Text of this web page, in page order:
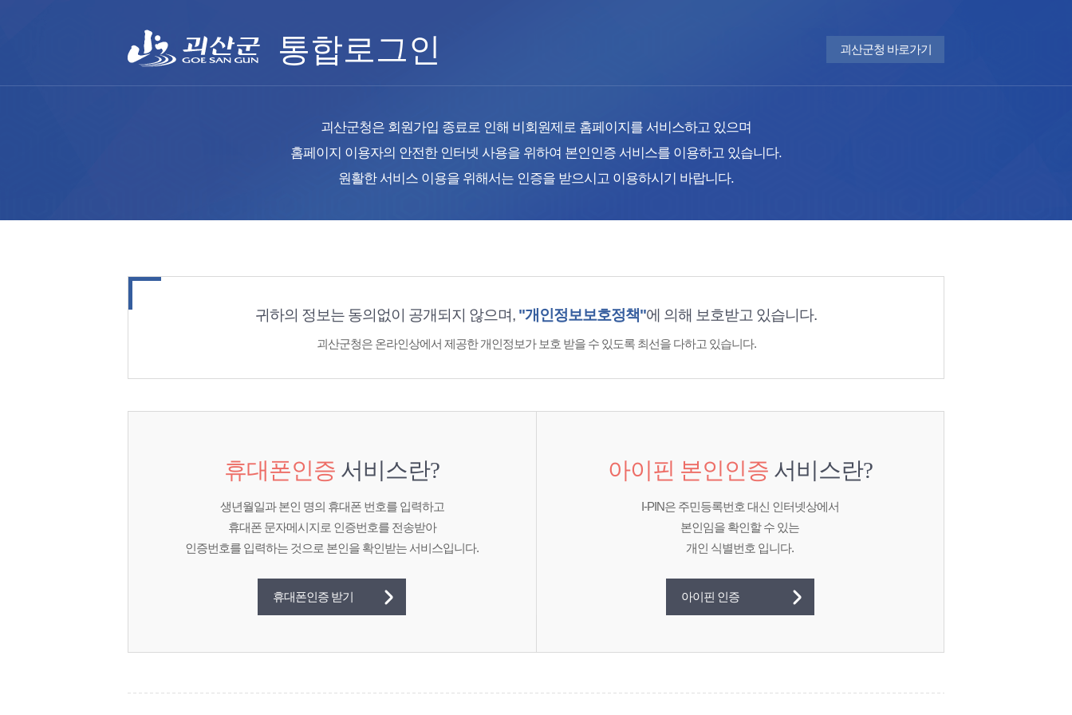
통합로그인 괴산군청 바로가기
괴산군청은 회원가입 종료로 인해 비회원제로 홈페이지를 서비스하고 있으며
홈페이지 이용자의 안전한 인터넷 사용을 위하여 본인인증 서비스를 이용하고 있습니다.
원활한 서비스 이용을 위해서는 인증을 받으시고 이용하시기 바랍니다.
귀하의 정보는 동의없이 공개되지 않으며, "개인정보보호정책"에 의해 보호받고 있습니다.
괴산군청은 온라인상에서 제공한 개인정보가 보호 받을 수 있도록 최선을 다하고 있습니다.
휴대폰인증 서비스란?
생년월일과 본인 명의 휴대폰 번호를 입력하고
휴대폰 문자메시지로 인증번호를 전송받아
인증번호를 입력하는 것으로 본인을 확인받는 서비스입니다.
휴대폰인증 받기
아이핀 본인인증 서비스란?
I-PIN은 주민등록번호 대신 인터넷상에서
본인임을 확인할 수 있는
개인 식별번호 입니다.
아이핀 인증